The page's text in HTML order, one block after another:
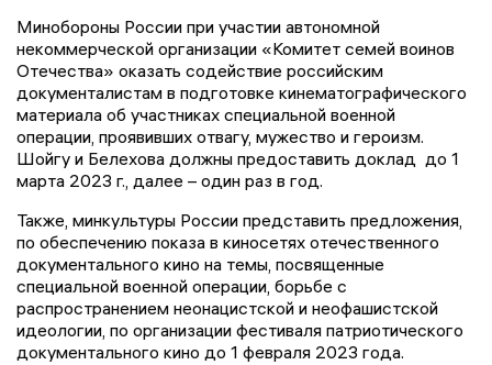
Минобороны России при участии автономной
некоммерческой организации «Комитет семей воинов
Отечества» оказать содействие российским
документалистам в подготовке кинематографического
материала об участниках специальной военной
операции, проявивших отвагу, мужество и героизм.
Шойгу и Белехова должны предоставить доклад до 1
марта 2023 г., далее – один раз в год.
Также, минкультуры России представить предложения,
по обеспечению показа в киносетях отечественного
документального кино на темы, посвященные
специальной военной операции, борьбе с
распространением неонацистской и неофашистской
идеологии, по организации фестиваля патриотического
документального кино до 1 февраля 2023 года.